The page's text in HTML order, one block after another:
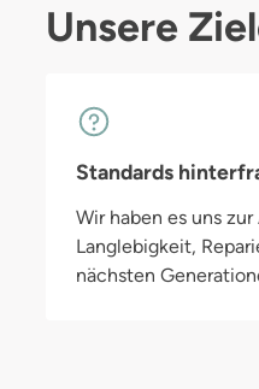
Unsere
Standards
Wir haben es uns
Langlebigkeit,
nächsten